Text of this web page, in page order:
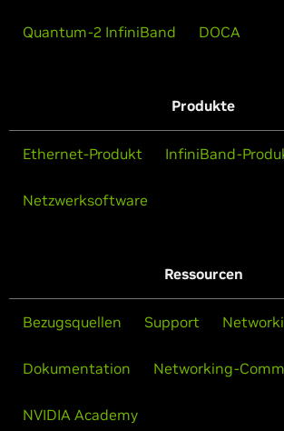
Quantum-2 InfiniBand DOCA
Produkte
Ethernet-Produkt InfiniBand-
Netzwerksoftware
Ressourcen
Bezugsquellen Support
Dokumentation Networking-
NVIDIA Academy